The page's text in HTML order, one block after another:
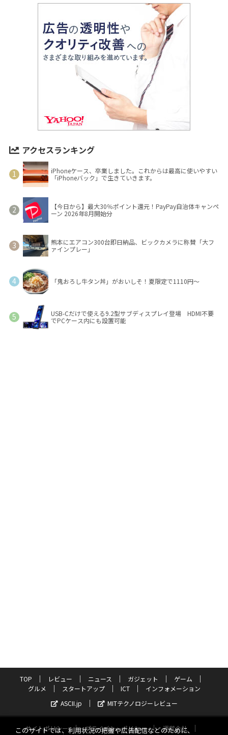
アクセスランキング
iPhoneケース、卒業しました。これからは最高に使いやすい
「iPhoneバック」で生きていきます。
【今日から】最大30％ポイント還元！PayPay自治体キャンペ
ーン 2026年8月開始分
熊本にエアコン300台即日納品、ビックカメラに称賛「大フ
ァインプレー」
「鬼おろし牛タン丼」がおいしそ！夏限定で1110円～
USB-Cだけで使える9.2型サブディスプレイ登場 HDMI不要
でPCケース内にも設置可能
TOP レビュー ニュース ガジェット
ゲーム
グルメ
スタートアップ ICT
インフォメーション
ASCII.jp
MITテクノロジーレビュー
サイトポリシー プライバシーポリシー
運営会社
このサイトでは、利用状況の把握や広告配信などのために、